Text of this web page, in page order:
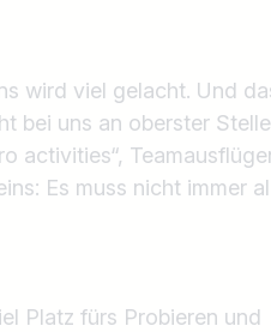
wird viel gelacht. Und
bei uns an oberster
activities“,
Es muss nicht immer
Platz fürs Probieren und